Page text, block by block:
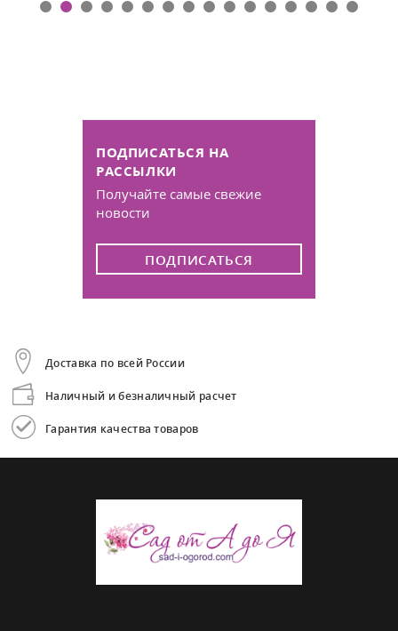
ПОДПИСАТЬСЯ НА
РАССЫЛКИ
Получайте самые свежие
новости
ПОДПИСАТЬСЯ
Доставка по всей России
Наличный и безналичный расчет
Гарантия качества товаров